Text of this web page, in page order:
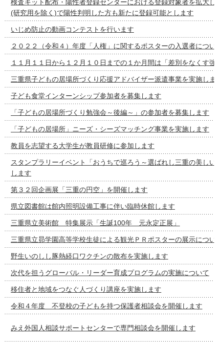
検査キット配布・陽性者登録センターにおける登録対象者を拡大し
(研究用を除く)で陽性判明した方も新たに登録可能とします
いじめ防止の動画コンテストを行います
２０２２（令和４）年度「人権」に関するポスターの入選者につい
１１月１１日から１２月１０日までの１か月間は「差別をなくす強
三重県子どもの居場所づくり応援アドバイザー派遣事業を実施しま
子ども食堂インターンシップ参加者を募集します
「子どもの居場所づくり勉強会～後編～」の参加者を募集します
「子どもの居場所」ニーズ・シーズマッチング事業を実施します
教員を志望する大学生が教員研修に参加します
スタンプラリーイベント「おうちで巡ろう～選ばれし三重の美しい
します
第３２回企画展「三重の円空」を開催します
県立図書館は館内照明設備工事に伴い臨時休館します
三重県立美術館 特集展示「生誕100年 元永定正展」
三重県立昴学園高等学校生徒による観光ＰＲポスターの展示につい
野生いのしし豚熱経口ワクチンの散布を実施します
次代を担うグローバル・リーダー育成プログラムの実施について
移住者と地域をつなぐ人づくり講座を実施します
令和４年度 不登校の子どもを持つ保護者相談会を開催します
みえ外国人相談サポートセンターで専門相談会を開催します